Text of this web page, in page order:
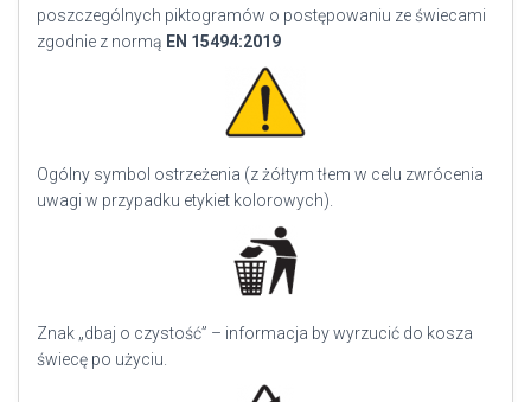
poszczególnych piktogramów o postępowaniu ze świecami
zgodnie z normą EN 15494:2019
Ogólny symbol ostrzeżenia (z żółtym tłem w celu zwrócenia
uwagi w przypadku etykiet kolorowych).
Znak „dbaj o czystość” – informacja by wyrzucić do kosza
świecę po użyciu.